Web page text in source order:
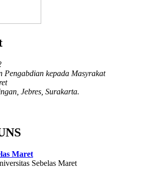
Pengabdian kepada Masyrakat
Jebres, Surakarta.
Maret
Sebelas Maret